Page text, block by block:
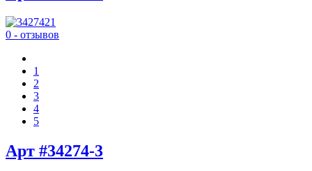
0 - отзывов
1
2
3
4
5
Арт #34274-3